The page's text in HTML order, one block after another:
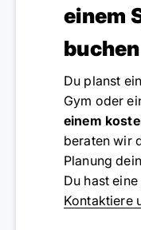
einem
buchen
Du planst
Gym oder
einem
beraten wir
Planung
Du hast
Kontaktiere